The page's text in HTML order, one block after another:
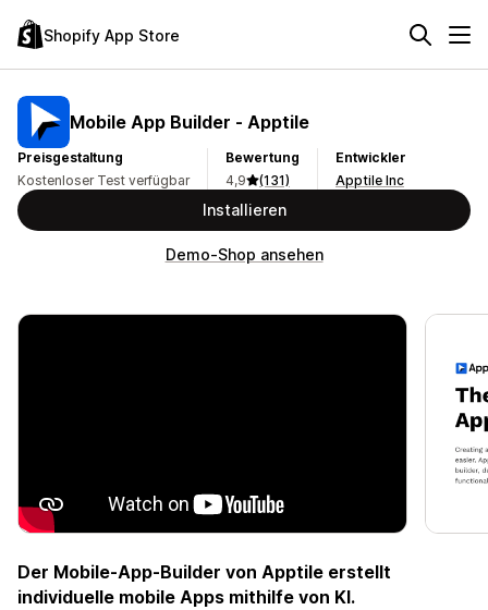
Shopify App Store
Mobile App Builder ‑ Apptile
Preisgestaltung
Kostenloser Test verfügbar
Bewertung
4,9
(131)
Entwickler
Apptile Inc
Installieren
Demo-Shop ansehen
Der Mobile-App-Builder von Apptile erstellt
individuelle mobile Apps mithilfe von KI.